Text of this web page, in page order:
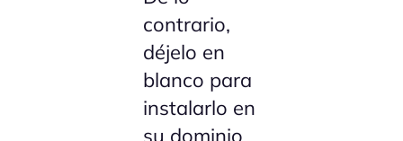
contrario,
déjelo en
blanco para
instalarlo en
su dominio